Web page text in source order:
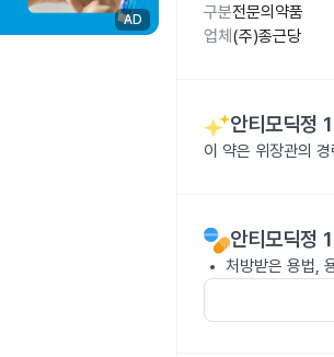
AD
구분전문의약품
업체 (주)종근당
안티모딕정
이 약은 위장관의
안티모딕정
처방받은 용법,